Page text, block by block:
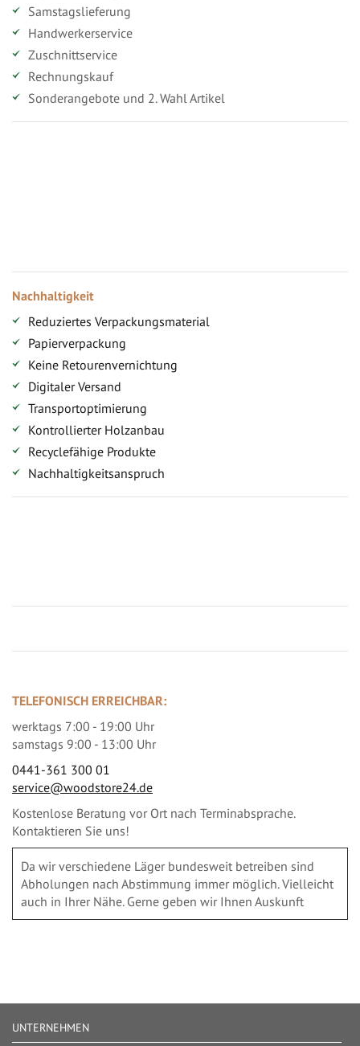
Samstagslieferung
Handwerkerservice
Zuschnittservice
Rechnungskauf
Sonderangebote und 2. Wahl Artikel
Nachhaltigkeit
Reduziertes Verpackungsmaterial
Papierverpackung
Keine Retourenvernichtung
Digitaler Versand
Transportoptimierung
Kontrollierter Holzanbau
Recyclefähige Produkte
Nachhaltigkeitsanspruch
TELEFONISCH ERREICHBAR:
werktags 7:00 - 19:00 Uhr
samstags 9:00 - 13:00 Uhr
0441-361 300 01
service@woodstore24.de
Kostenlose Beratung vor Ort nach Terminabsprache.
Kontaktieren Sie uns!
Da wir verschiedene Läger bundesweit betreiben sind
Abholungen nach Abstimmung immer möglich. Vielleicht
auch in Ihrer Nähe. Gerne geben wir Ihnen Auskunft
UNTERNEHMEN